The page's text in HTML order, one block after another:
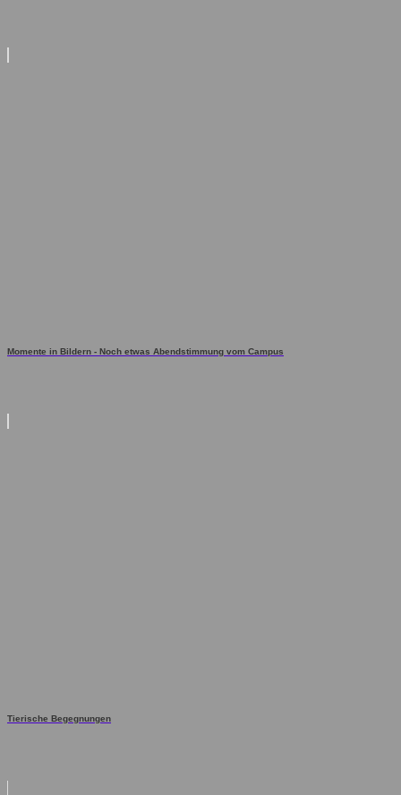
Momente in Bildern - Noch etwas Abendstimmung vom Campus
Tierische Begegnungen